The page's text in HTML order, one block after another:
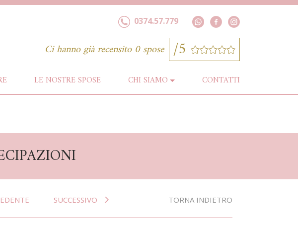
0374.57.779
/5
Ci hanno già recensito 0 spose
LE NOSTRESPOSE CHI SIAMO CONTATTI
SUCCESSIVO TORNA INDIETRO